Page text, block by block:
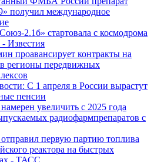
получил международное
2.1б» стартовала с космодрома
Известия
проавансирует контракты на
в регионы передвижных
С 1 апреля в России вырастут
пенсии
увеличить с 2025 года
радиофармпрепаратов с
первую партию топлива
реактора на быстрых
- ТАСС